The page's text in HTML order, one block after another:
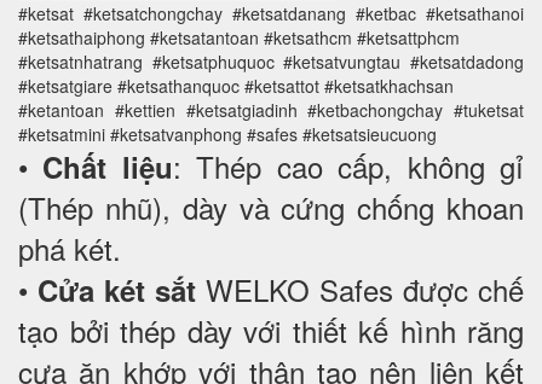
#ketsat #ketsatchongchay #ketsatdanang #ketbac #ketsathanoi
#ketsathaiphong #ketsatantoan #ketsathcm #ketsattphcm
#ketsatnhatrang #ketsatphuquoc #ketsatvungtau #ketsatdadong
#ketsatgiare #ketsathanquoc #ketsattot #ketsatkhachsan
#ketantoan #kettien #ketsatgiadinh #ketbachongchay #tuketsat
#ketsatmini #ketsatvanphong #safes #ketsatsieucuong
• Chất liệu: Thép cao cấp, không gỉ
(Thép nhũ), dày và cứng chống khoan
phá két.
• Cửa két sắt WELKO Safes được chế
tạo bởi thép dày với thiết kế hình răng
cưa ăn khớp với thân tạo nên liên kết